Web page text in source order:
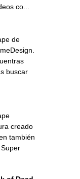
co...
de
buscar
creado
también